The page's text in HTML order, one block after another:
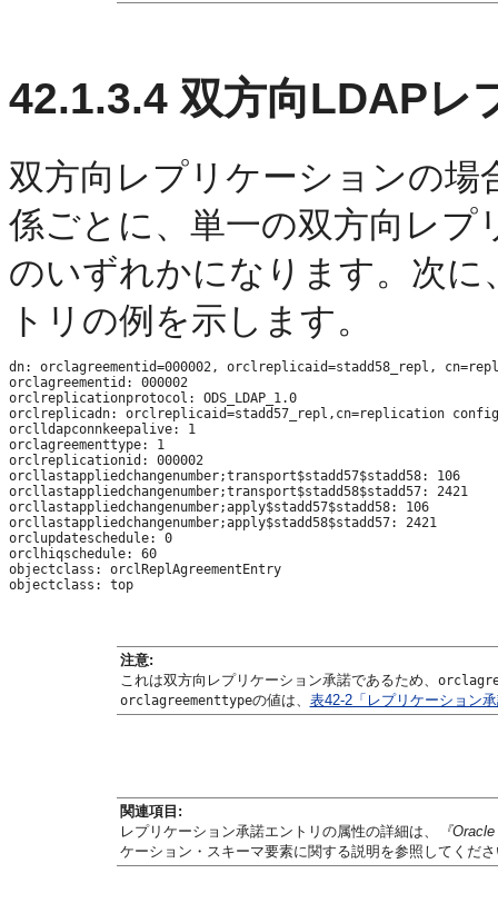
42.1.3.4 双方向LDAPレ
双方向レプリケーションの
係ごとに、単一の双方向レプ
のいずれかになります。次
トリの例を示します。
dn: orclagreementid=000002, orclreplicaid=stadd58_repl,
orclagreementid: 000002
orclreplicationprotocol: ODS_LDAP_1.0
orclreplicadn: orclreplicaid=stadd57_repl,cn=replication
orclldapconnkeepalive: 1
orclagreementtype: 1
orclreplicationid: 000002
orcllastappliedchangenumber;transport$stadd57$stadd58: 106
orcllastappliedchangenumber;transport$stadd58$stadd57: 2421
orcllastappliedchangenumber;apply$stadd57$stadd58: 106
orcllastappliedchangenumber;apply$stadd58$stadd57: 2421
orclupdateschedule: 0
orclhiqschedule: 60
objectclass: orclReplAgreementEntry
注意:
これは双方向レプリケーション承諾であるため、
orclagreementtypeの値は、 表42-2「レプリケーション
関連項目:
レプリケーション承諾エントリの属性の詳細は、
『
ケーション・スキーマ要素に関する説明を参照してくだ